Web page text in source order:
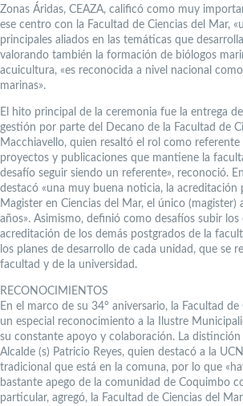
Zonas Áridas, CEAZA, calificó como muy
ese centro con la Facultad de Ciencias del Mar,
principales aliados en las temáticas que
valorando también la formación de biólogos
acuicultura, «es reconocida a nivel nacional
marinas».
El hito principal de la ceremonia fue la entrega
gestión por parte del Decano de la Facultad de
Macchiavello, quien resaltó el rol como referente
proyectos y publicaciones que mantiene la
desafío seguir siendo un referente», reconoció.
destacó «una muy buena noticia, la acreditación
Magister en Ciencias del Mar, el único
años». Asimismo, definió como desafíos subir los
acreditación de los demás postgrados de la
los planes de desarrollo de cada unidad, que se
facultad y de la universidad.
RECONOCIMIENTOS
En el marco de su 34° aniversario, la Facultad
un especial reconocimiento a la Ilustre
su constante apoyo y colaboración. La distinción
Alcalde (s) Patricio Reyes, quien destacó a la
tradicional que está en la comuna, por lo que
bastante apego de la comunidad de Coquimbo
particular, agregó, la Facultad de Ciencias del